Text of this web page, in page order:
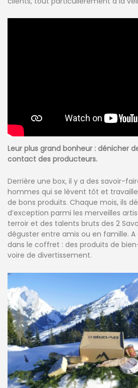
Leur plus grand bonheur : dénicher
contact des producteurs.
Derrière une box, il y a des savoir-
hommes qui se lèvent tôt et
de bons produits. Chaque mois, ils
d’exception parmi les merveilles
terroir et des talents bruts des 2
déguster entre amis ou en famille.
dans le coffret : des produits de
voire de divertissement.